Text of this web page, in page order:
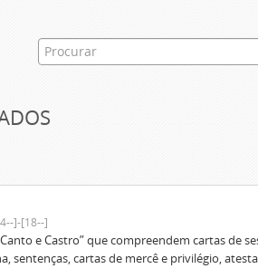
]-[18--]
e Castro” que compreendem cartas de
sentenças, cartas de mercê e privilégio,